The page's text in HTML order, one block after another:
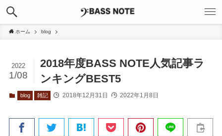
ホーム blog
2018年度BASS NOTE人気記事ラ
ンキングBEST5
2022
1/08
blog 雑記 2018年12月31日 2022年1月8日